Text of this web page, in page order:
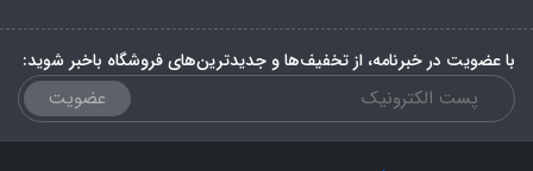
با عضویت در خبرنامه، از تخفیف‌ها و جدیدترین‌های فروشگاه باخبر شوید:
عضویت